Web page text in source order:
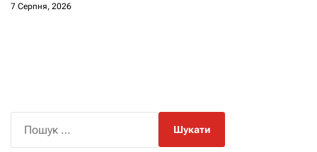
7 Серпня, 2026